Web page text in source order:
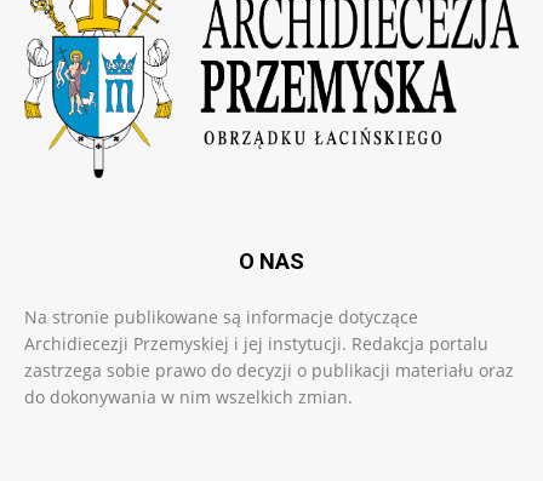
O NAS
Na stronie publikowane są informacje dotyczące
Archidiecezji Przemyskiej i jej instytucji. Redakcja portalu
zastrzega sobie prawo do decyzji o publikacji materiału oraz
do dokonywania w nim wszelkich zmian.